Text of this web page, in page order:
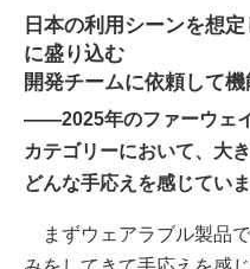
日本の利用シーンを想
に盛り込む
開発チームに依頼して
――2025年のファーウェ
カテゴリーにおいて、大
どんな手応えを感じてい
まずウェアラブル製品